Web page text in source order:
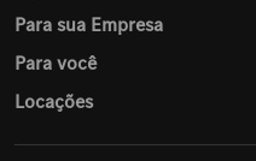
Para sua Empresa
Para você
Locações